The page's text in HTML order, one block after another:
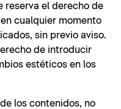
reserva el derecho de
cualquier momento
sin previo aviso.
de introducir
estéticos en los
los contenidos, no